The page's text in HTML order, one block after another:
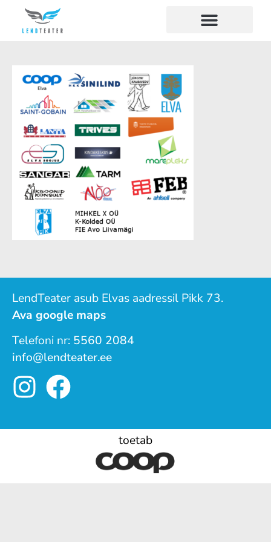
LendTeater asub Elvas aadressil Pikk 73.
Ava google maps
Telefoni nr: 5560 2084
info@lendteater.ee
toetab